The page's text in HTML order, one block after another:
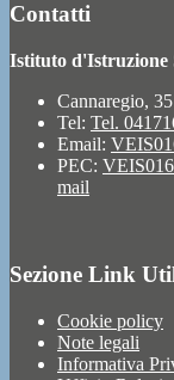
Contatti
Istituto d'Istruzione
Cannaregio,
Tel: Tel.
Email:
PEC:
mail
Sezione Link
Cookie policy
Note legali
Informativa